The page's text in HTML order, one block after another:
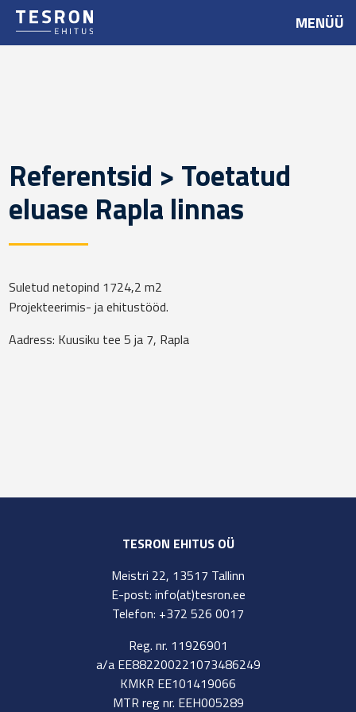
MENÜÜ
Referentsid > Toetatud
eluase Rapla linnas
Suletud netopind 1724,2 m2
Projekteerimis- ja ehitustööd.
Aadress: Kuusiku tee 5 ja 7, Rapla
TESRON EHITUS OÜ
Meistri 22, 13517 Tallinn
E-post: info(at)tesron.ee
Telefon: +372 526 0017
Reg. nr. 11926901
a/a EE882200221073486249
KMKR EE101419066
MTR reg nr. EEH005289